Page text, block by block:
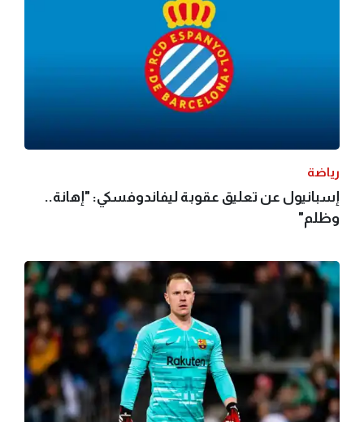
رياضة
إسبانيول عن تعليق عقوبة ليفاندوفسكي: "إهانة..
وظلم"